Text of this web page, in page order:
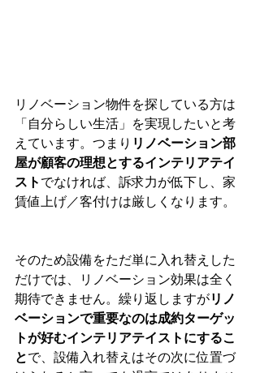
リノベーション物件を探している方は
「自分らしい生活」を実現したいと考
えています。つまり リノベーション部
屋が顧客の理想とするインテリアテイ
スト でなければ、訴求力が低下し、家
賃値上げ／客付けは厳しくなります。
そのため設備をただ単に入れ替えした
だけでは、リノベーション効果は全く
期待できません。繰り返しますがリノ
ベーションで重要なのは成約ターゲッ
トが好むインテリアテイストにするこ
とで、設備入れ替えはその次に位置づ